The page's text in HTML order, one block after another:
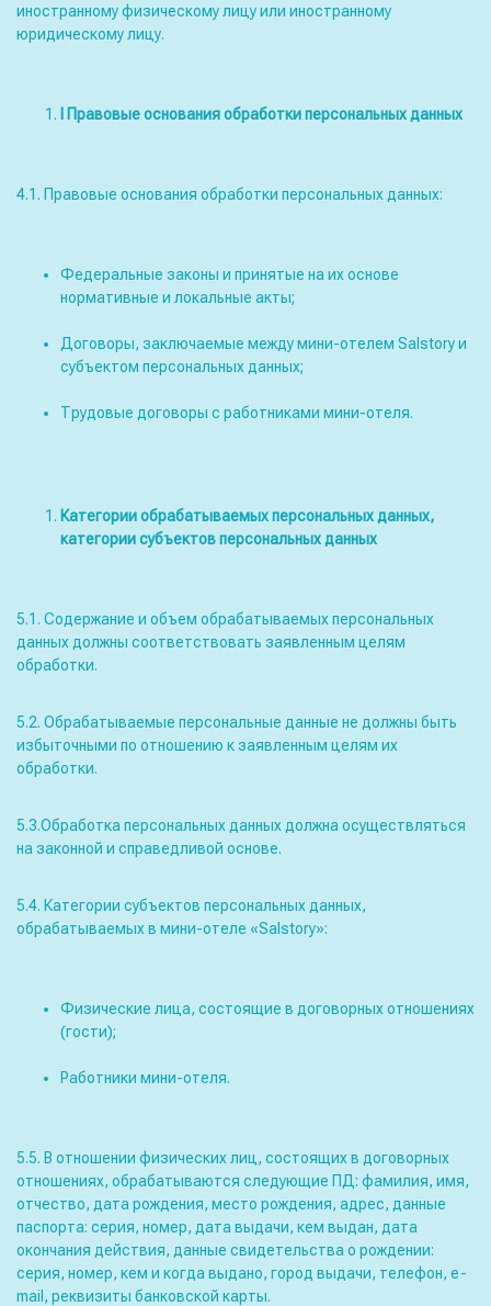
иностранному физическому лицу или иностранному
юридическому лицу.
Правовые основания обработки персональных данных
4.1. Правовые основания обработки персональных данных:
Федеральные законы и принятые на их основе
нормативные и локальные акты;
Договоры, заключаемые между мини-отелем Salstory и
субъектом персональных данных;
Трудовые договоры с работниками мини-отеля.
Категории обрабатываемых персональных данных,
категории субъектов персональных данных
5.1. Содержание и объем обрабатываемых персональных
данных должны соответствовать заявленным целям
обработки.
5.2. Обрабатываемые персональные данные не должны быть
избыточными по отношению к заявленным целям их
обработки.
5.3.Обработка персональных данных должна осуществляться
на законной и справедливой основе.
5.4. Категории субъектов персональных данных,
обрабатываемых в мини-отеле «Salstory»:
Физические лица, состоящие в договорных отношениях
(гости);
Работники мини-отеля.
5.5. В отношении физических лиц, состоящих в договорных
отношениях, обрабатываются следующие ПД: фамилия, имя,
отчество, дата рождения, место рождения, адрес, данные
паспорта: серия, номер, дата выдачи, кем выдан, дата
окончания действия, данные свидетельства о рождении:
серия, номер, кем и когда выдано, город выдачи, телефон, e-
mail, реквизиты банковской карты.